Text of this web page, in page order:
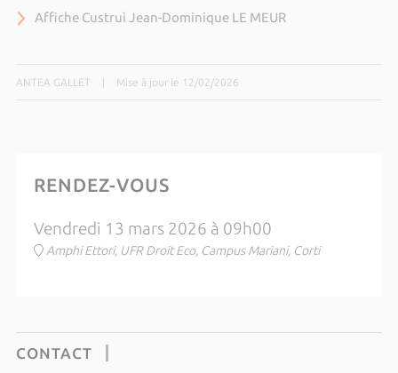
Affiche Custruì Jean-Dominique LE MEUR
ANTEA GALLET Mise à jour le 12/02/2026
RENDEZ-VOUS
Vendredi 13 mars 2026 à 09h00
Amphi Ettori, UFR Droit Eco, Campus Mariani, Corti
CONTACT